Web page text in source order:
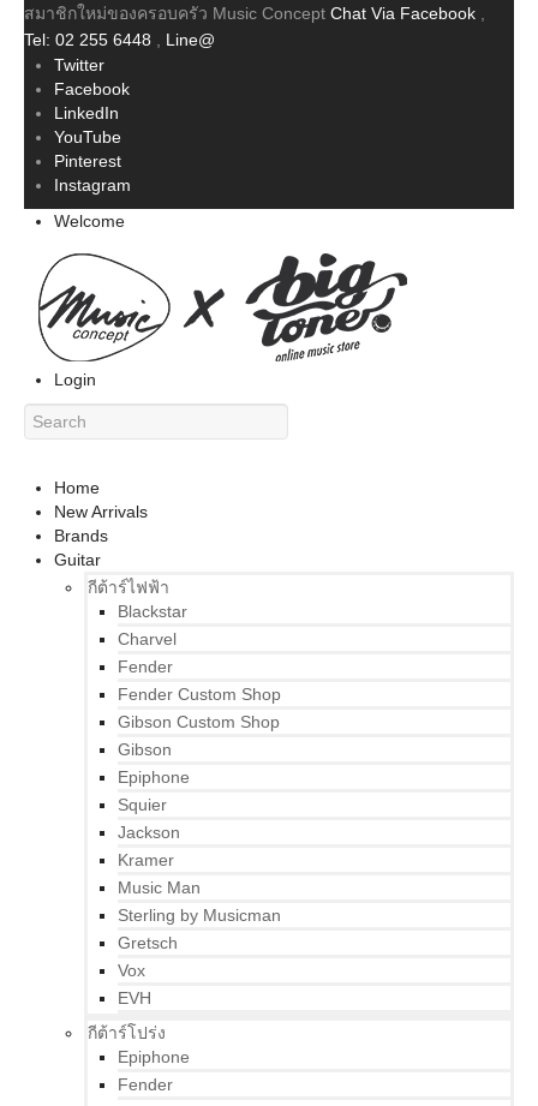
สมาชิกใหม่ของครอบครัว Music Concept Chat Via Facebook
Tel: 02 255 6448
Line@
Twitter
Facebook
LinkedIn
YouTube
Pinterest
Instagram
Welcome
Login
Home
New Arrivals
Brands
Guitar
กีต้าร์ไฟฟ้า
Blackstar
Charvel
Fender
Fender Custom Shop
Gibson Custom Shop
Gibson
Epiphone
Squier
Jackson
Kramer
Music Man
Sterling by Musicman
Gretsch
Vox
EVH
กีต้าร์โปร่ง
Epiphone
Fender